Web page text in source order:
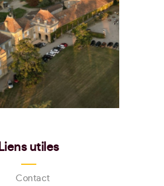
Liens utiles
Contact